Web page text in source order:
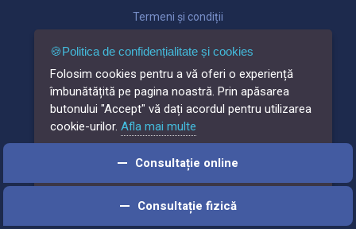
Termeni și condiții
Plăți
Cariere
Contacte
Metode de plată
Consultație online
Consultație fizică
🍪Politica de confidențialitate și cookies
Folosim cookies pentru a vă oferi o experiență
îmbunătățită pe pagina noastră. Prin apăsarea
butonului "Accept" vă dați acordul pentru utilizarea
cookie-urilor. Afla mai multe
Accept